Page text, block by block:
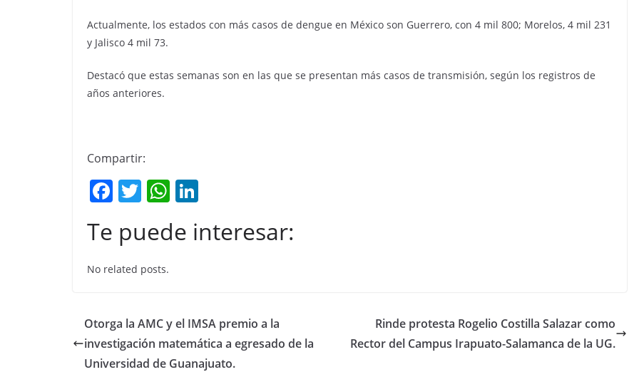
Actualmente, los estados con más casos de dengue en México son Guerrero, con 4 mil 800; Morelos, 4 mil 231
y Jalisco 4 mil 73.
Destacó que estas semanas son en las que se presentan más casos de transmisión, según los registros de
años anteriores.
Compartir:
F
c
e
b
o
k
T
itt
er
W
at
p
k
Te puede interesar:
No related posts.
Otorga la AMC y el IMSA premio a la
investigación matemática a egresado de la
Universidad de Guanajuato.
Rinde protesta Rogelio Costilla Salazar como
Rector del Campus Irapuato-Salamanca de la UG.